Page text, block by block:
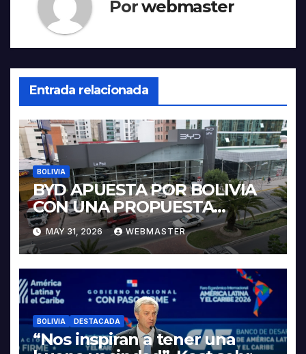
Porwebmaster
Entrada relacionada
BOLIVIA
BYD APUESTA POR BOLIVIA
CON UNA PROPUESTA
INTEGRAL PARA IMPULSAR
LA ELECTROMOVILIDAD Y LA
INDUSTRIALIZACIÓN DEL
LITIO
MAY 31, 2026 WEBMASTER
BOLIVIA DESTACADA
“Nos inspiran a tener una